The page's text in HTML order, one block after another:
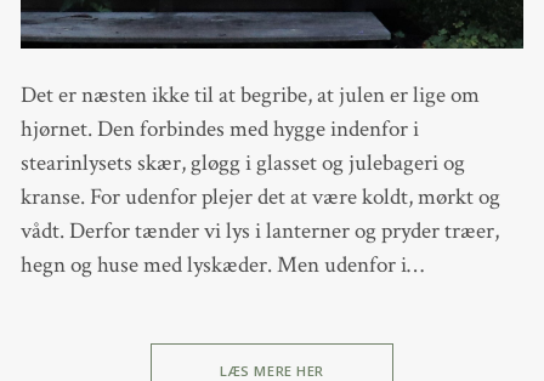
Det er næsten ikke til at begribe, at julen er lige om
hjørnet. Den forbindes med hygge indenfor i
stearinlysets skær, gløgg i glasset og julebageri og
kranse. For udenfor plejer det at være koldt, mørkt og
vådt. Derfor tænder vi lys i lanterner og pryder træer,
hegn og huse med lyskæder. Men udenfor i…
LÆS MERE HER